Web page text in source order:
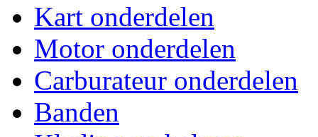
Kart onderdelen
Motor onderdelen
Carburateur onderdelen
Banden